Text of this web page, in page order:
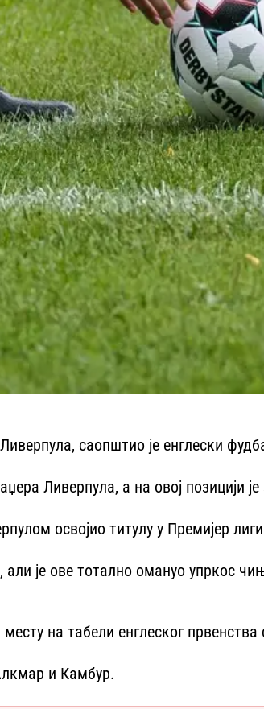
саопштио је енглески
Ливерпула, а на овој позицији
освојио титулу у Премијер
али је ове тотално омануо упркос
на табели енглеског
и Камбур.